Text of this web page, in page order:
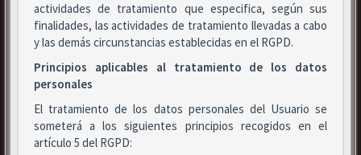
actividades de tratamiento que especifica, según sus
finalidades, las actividades de tratamiento llevadas a cabo
y las demás circunstancias establecidas en el RGPD.
Principios aplicables al tratamiento de los datos
personales
El tratamiento de los datos personales del Usuario se
someterá a los siguientes principios recogidos en el
artículo 5 del RGPD: